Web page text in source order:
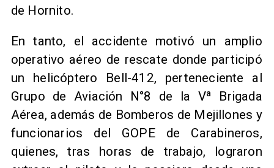
de Hornito.
En tanto, el accidente motivó un amplio
operativo aéreo de rescate donde participó
un helicóptero Bell-412, perteneciente al
Grupo de Aviación N°8 de la Vª Brigada
Aérea, además de Bomberos de Mejillones y
funcionarios del GOPE de Carabineros,
quienes, tras horas de trabajo, lograron